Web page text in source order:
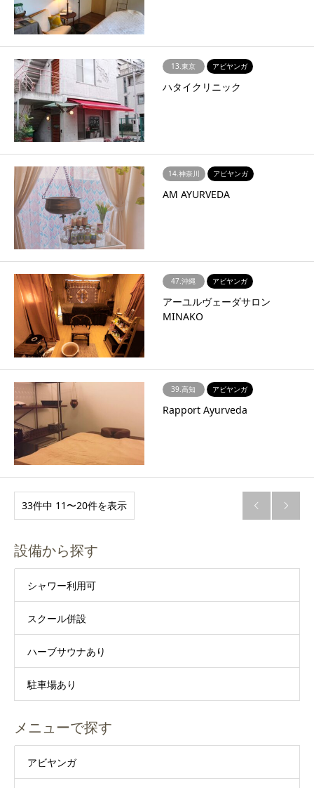
13.東京 アビヤンガ
ハタイクリニック
14.神奈川 アビヤンガ
AM AYURVEDA
47.沖縄 アビヤンガ
アーユルヴェーダサロン
MINAKO
39.高知 アビヤンガ
Rapport Ayurveda
33件中 11〜20件を表示  
設備から探す
シャワー利用可
スクール併設
ハーブサウナあり
駐車場あり
メニューで探す
アビヤンガ